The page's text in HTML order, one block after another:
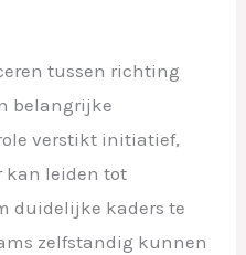
tussen richting
belangrijke
verstikt initiatief,
kan leiden tot
duidelijke kaders te
zelfstandig kunnen